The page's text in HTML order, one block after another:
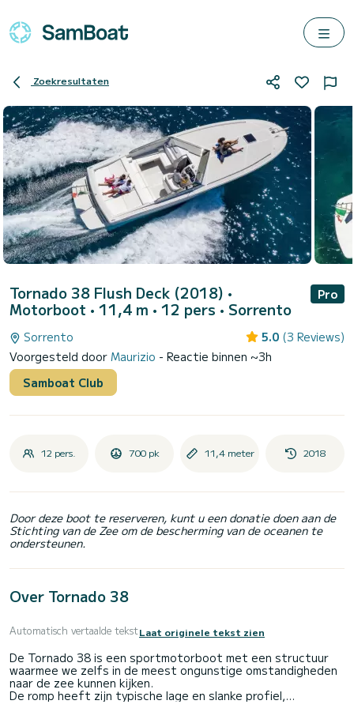
Zoekresultaten
Tornado 38 Flush Deck (2018) •
Motorboot • 11,4 m • 12 pers • Sorrento
Pro
Sorrento 5.0 (3 Reviews)
Voorgesteld door Maurizio - Reactie binnen ~3h
Samboat Club
12 pers. 700 pk 11,4 meter 2018
Door deze boot te reserveren, kunt u een donatie doen aan de
Stichting van de Zee om de bescherming van de oceanen te
ondersteunen.
Over Tornado 38
Automatisch vertaalde tekstLaat originele tekst zien
De Tornado 38 is een sportmotorboot met een structuur
waarmee we zelfs in de meest ongunstige omstandigheden
naar de zee kunnen kijken.
De romp heeft zijn typische lage en slanke profiel,